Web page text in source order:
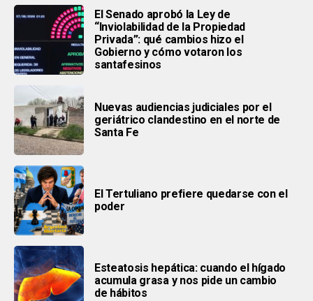
El Senado aprobó la Ley de
“Inviolabilidad de la Propiedad
Privada”: qué cambios hizo el
Gobierno y cómo votaron los
santafesinos
Nuevas audiencias judiciales por el
geriátrico clandestino en el norte de
Santa Fe
El Tertuliano prefiere quedarse con el
poder
Esteatosis hepática: cuando el hígado
acumula grasa y nos pide un cambio
de hábitos